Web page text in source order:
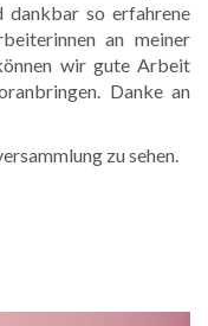
so erfahrene
an meiner
wir gute Arbeit
Danke an
zu sehen.